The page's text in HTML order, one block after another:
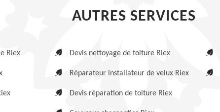
AUTRES SERVICES
Riex Devis nettoyage de toiture Riex
Réparateur installateur de velux Riex
Devis réparation de toiture Riex